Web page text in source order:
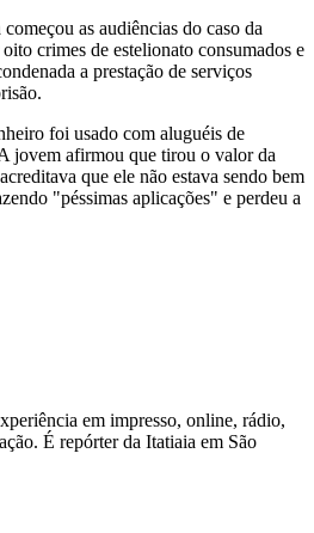
as audiências do caso da
crimes de estelionato consumados e
a prestação de serviços
foi usado com aluguéis de
jovem afirmou que tirou o valor da
que ele não estava sendo bem
"péssimas aplicações" e perdeu a
em impresso, online, rádio,
É repórter da Itatiaia em São